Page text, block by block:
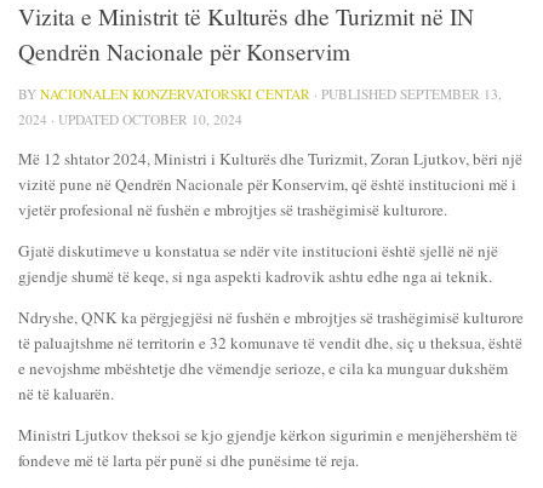
Vizita e Ministrit të Kulturës dhe Turizmit në IN
Qendrën Nacionale për Konservim
BY NACIONALEN KONZERVATORSKI CENTAR · PUBLISHED SEPTEMBER 13,
2024 · UPDATED OCTOBER 10, 2024
Më 12 shtator 2024, Ministri i Kulturës dhe Turizmit, Zoran Ljutkov, bëri një
vizitë pune në Qendrën Nacionale për Konservim, që është institucioni më i
vjetër profesional në fushën e mbrojtjes së trashëgimisë kulturore.
Gjatë diskutimeve u konstatua se ndër vite institucioni është sjellë në një
gjendje shumë të keqe, si nga aspekti kadrovik ashtu edhe nga ai teknik.
Ndryshe, QNK ka përgjegjësi në fushën e mbrojtjes së trashëgimisë kulturore
të paluajtshme në territorin e 32 komunave të vendit dhe, siç u theksua, është
e nevojshme mbështetje dhe vëmendje serioze, e cila ka munguar dukshëm
në të kaluarën.
Ministri Ljutkov theksoi se kjo gjendje kërkon sigurimin e menjëhershëm të
fondeve më të larta për punë si dhe punësime të reja.